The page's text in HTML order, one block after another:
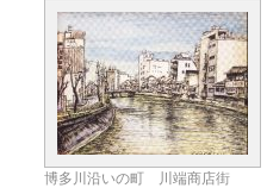
博多川沿いの町 川端商店街